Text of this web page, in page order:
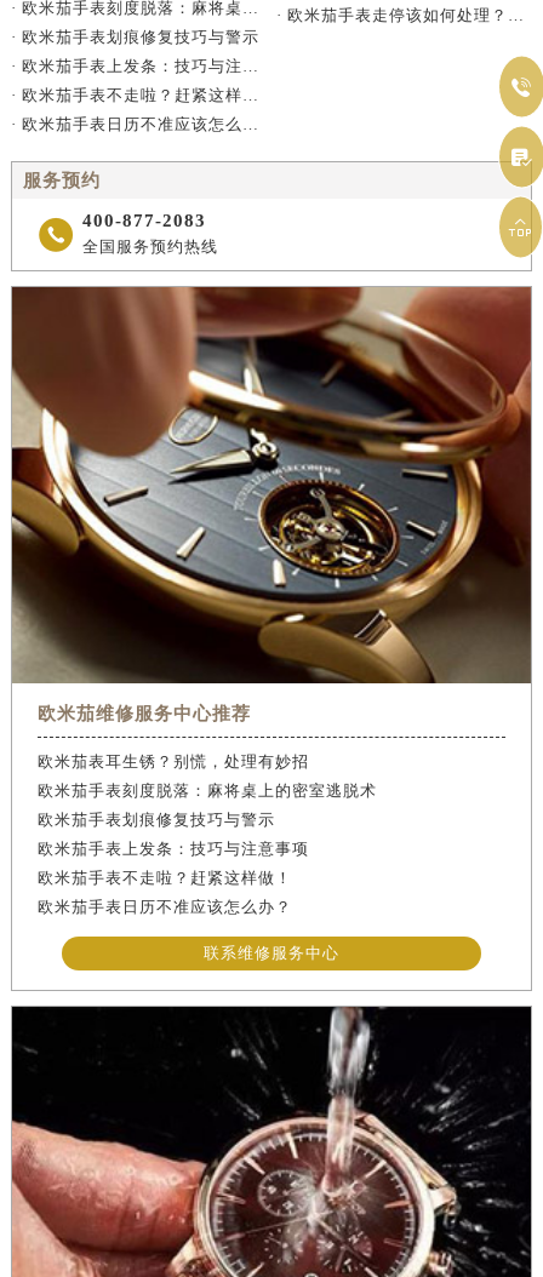
· 欧米茄手表划痕修复技巧与警示
服务预约
 400-877-2083
全国服务预约热线
欧米茄维修服务中心推荐
欧米茄表耳生锈？别慌，处理有妙招
欧米茄手表刻度脱落：麻将桌上的密室逃脱术
欧米茄手表划痕修复技巧与警示
欧米茄手表上发条：技巧与注意事项
欧米茄手表不走啦？赶紧这样做！
欧米茄手表日历不准应该怎么办？
联系维修服务中心


